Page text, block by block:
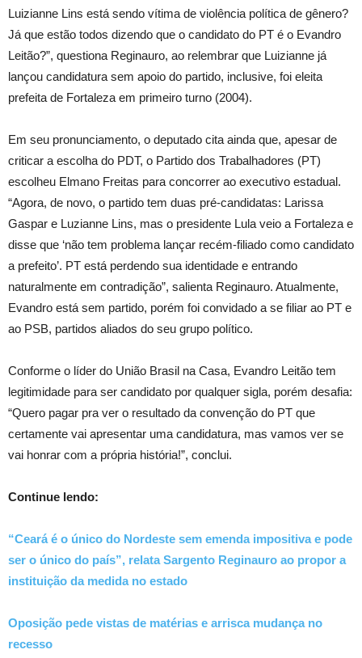
Luizianne Lins está sendo vítima de violência política de gênero?
Já que estão todos dizendo que o candidato do PT é o Evandro
Leitão?”, questiona Reginauro, ao relembrar que Luizianne já
lançou candidatura sem apoio do partido, inclusive, foi eleita
prefeita de Fortaleza em primeiro turno (2004).
Em seu pronunciamento, o deputado cita ainda que, apesar de
criticar a escolha do PDT, o Partido dos Trabalhadores (PT)
escolheu Elmano Freitas para concorrer ao executivo estadual.
“Agora, de novo, o partido tem duas pré-candidatas: Larissa
Gaspar e Luzianne Lins, mas o presidente Lula veio a Fortaleza e
disse que ‘não tem problema lançar recém-filiado como candidato
a prefeito’. PT está perdendo sua identidade e entrando
naturalmente em contradição”, salienta Reginauro. Atualmente,
Evandro está sem partido, porém foi convidado a se filiar ao PT e
ao PSB, partidos aliados do seu grupo político.
Conforme o líder do União Brasil na Casa, Evandro Leitão tem
legitimidade para ser candidato por qualquer sigla, porém desafia:
“Quero pagar pra ver o resultado da convenção do PT que
certamente vai apresentar uma candidatura, mas vamos ver se
vai honrar com a própria história!”, conclui.
Continue lendo:
“Ceará é o único do Nordeste sem emenda impositiva e pode
ser o único do país”, relata Sargento Reginauro ao propor a
instituição da medida no estado
Oposição pede vistas de matérias e arrisca mudança no
recesso